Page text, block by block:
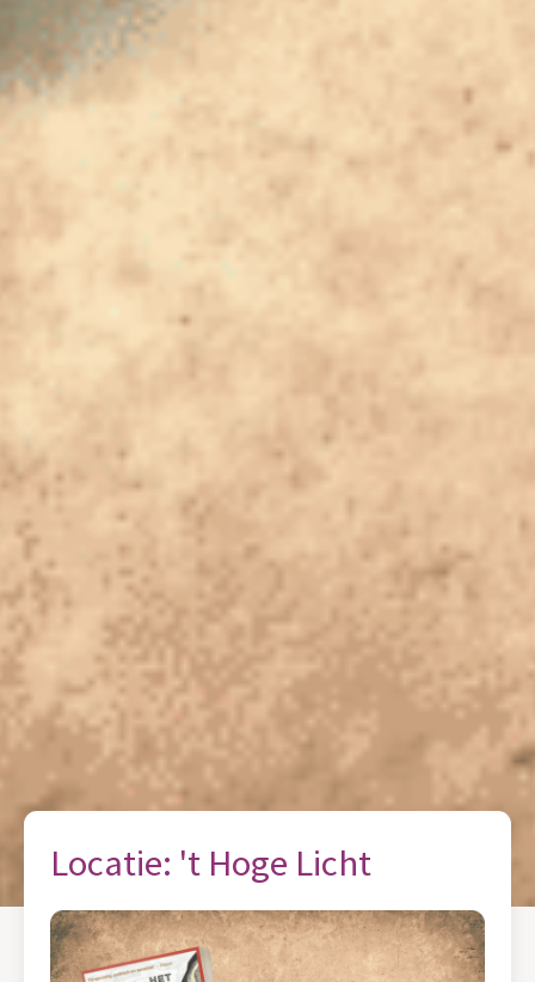
Locatie: 't Hoge Licht